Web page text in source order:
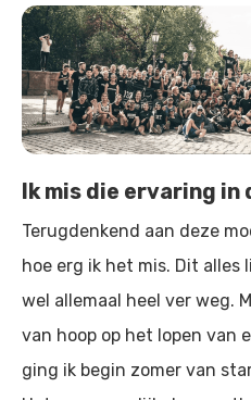
Ik mis die ervaring
Terugdenkend aan deze
hoe erg ik het mis. Dit
wel allemaal heel ver weg.
van hoop op het lopen van
ging ik begin zomer van